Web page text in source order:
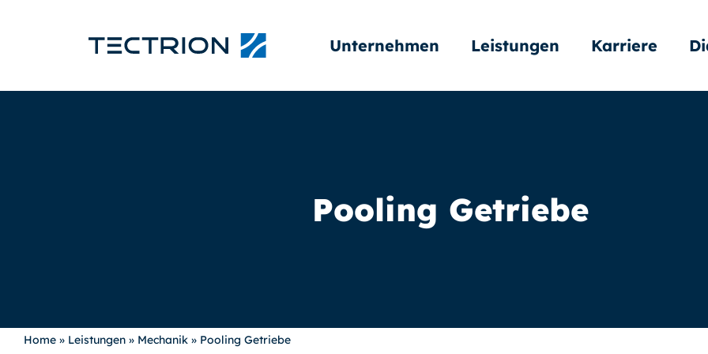
Unternehmen Leistungen Karriere
Pooling Getriebe
Home » Leistungen » Mechanik » Pooling Getriebe